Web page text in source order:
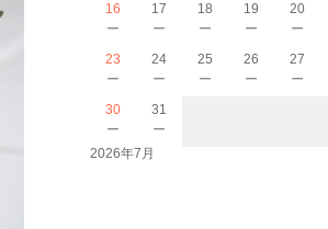
16
－
17
－
18
－
19
－
20
－
23
－
24
－
25
－
26
－
27
－
30
－
31
－
2026年7月